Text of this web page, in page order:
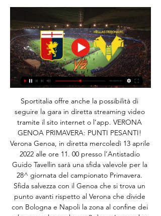
Sportitalia offre anche la possibilità di
seguire la gara in diretta streaming video
tramite il sito internet o l’app. VERONA
GENOA PRIMAVERA: PUNTI PESANTI!
Verona Genoa, in diretta mercoledì 13 aprile
2022 alle ore 11. 00 presso l’Antistadio
Guido Tavellin sarà una sfida valevole per la
28^ giornata del campionato Primavera.
Sfida salvezza con il Genoa che si trova un
punto avanti rispetto al Verona che divide
con Bologna e Napoli la zona al confine dei